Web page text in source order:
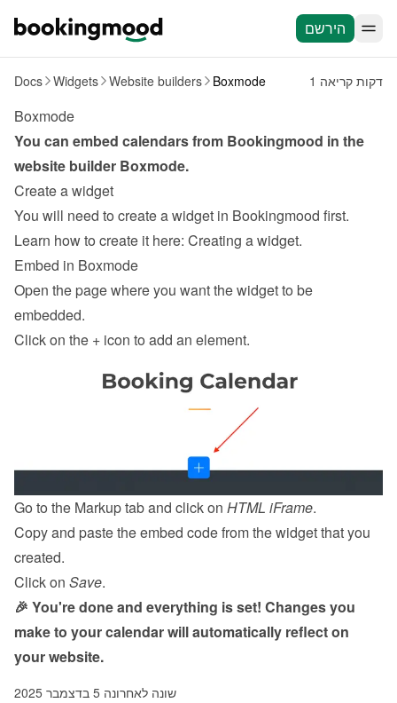
הירשם
Docs Widgets Website builders Boxmode 1 דקות קריאה
Boxmode
You can embed calendars from Bookingmood in the
website builder Boxmode.
Create a widget
You will need to create a widget in Bookingmood first.
Learn how to create it here: Creating a widget.
Embed in Boxmode
Open the page where you want the widget to be
embedded.
Click on the + icon to add an element.
Go to the Markup tab and click on HTML iFrame.
Copy and paste the embed code from the widget that you
created.
Click on Save.
🎉 You're done and everything is set! Changes you
make to your calendar will automatically reflect on
your website.
שונה לאחרונה 5 בדצמבר 2025